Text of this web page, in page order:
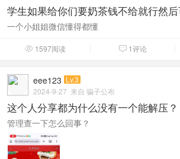
学生如果给你们要奶茶钱不给就行然
一个小姐姐微信懂得都懂
 1597阅读  1评论
eee123 Lv.3
2024-9-27 来自 骗子公布
这个人分享都为什么没有一个能解压？
管理查一下怎么回事？